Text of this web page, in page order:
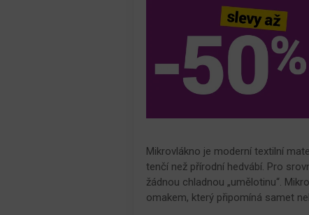
Mikrovlákno je moderní textilní
tenčí než přírodní hedvábí. Pro
žádnou chladnou „umělotinu“.
omakem, který připomíná samet